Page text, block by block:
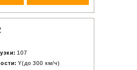
107
Y(до 300 км/ч)